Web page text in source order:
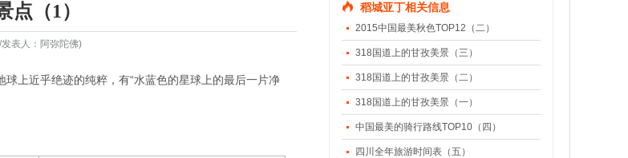
点（1）
表人：阿弥陀佛)
上近乎绝迹的纯粹，有“水蓝色的星球上的最后一片净
稻城亚丁相关信息
2015中国最美秋色TOP12（二）
318国道上的甘孜美景（三）
318国道上的甘孜美景（二）
318国道上的甘孜美景（一）
中国最美的骑行路线TOP10（四）
四川全年旅游时间表（五）